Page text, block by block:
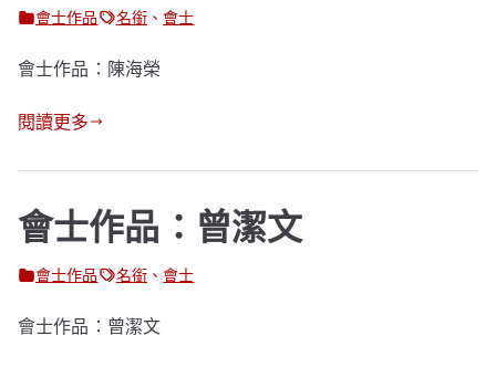
會士作品 名銜、會士
會士作品：陳海榮
閱讀更多
會士作品：曾潔文
會士作品 名銜、會士
會士作品：曾潔文